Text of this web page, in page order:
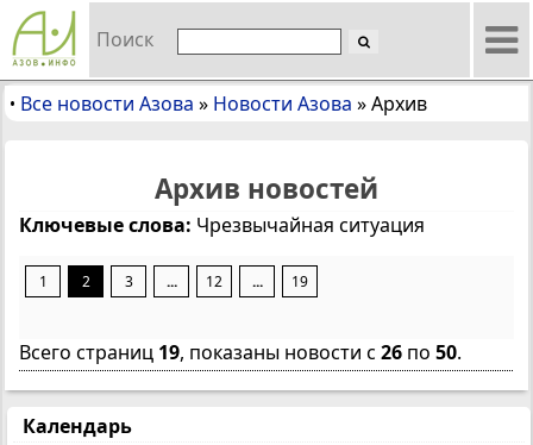
Поиск
• Все новости Азова » Новости Азова »Архив
Архив новостей
Ключевые слова: Чрезвычайная ситуация
1 2 3 ... 12 ... 19
Всего страниц 19, показаны новости с 26 по 50.
Календарь